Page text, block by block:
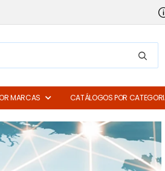
MARCAS CATÁLOGOS POR